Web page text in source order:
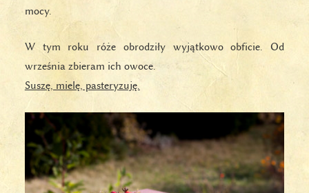
mocy.
W tym roku róże obrodziły wyjątkowo obficie. Od
września zbieram ich owoce.
Suszę, mielę, pasteryzuję.